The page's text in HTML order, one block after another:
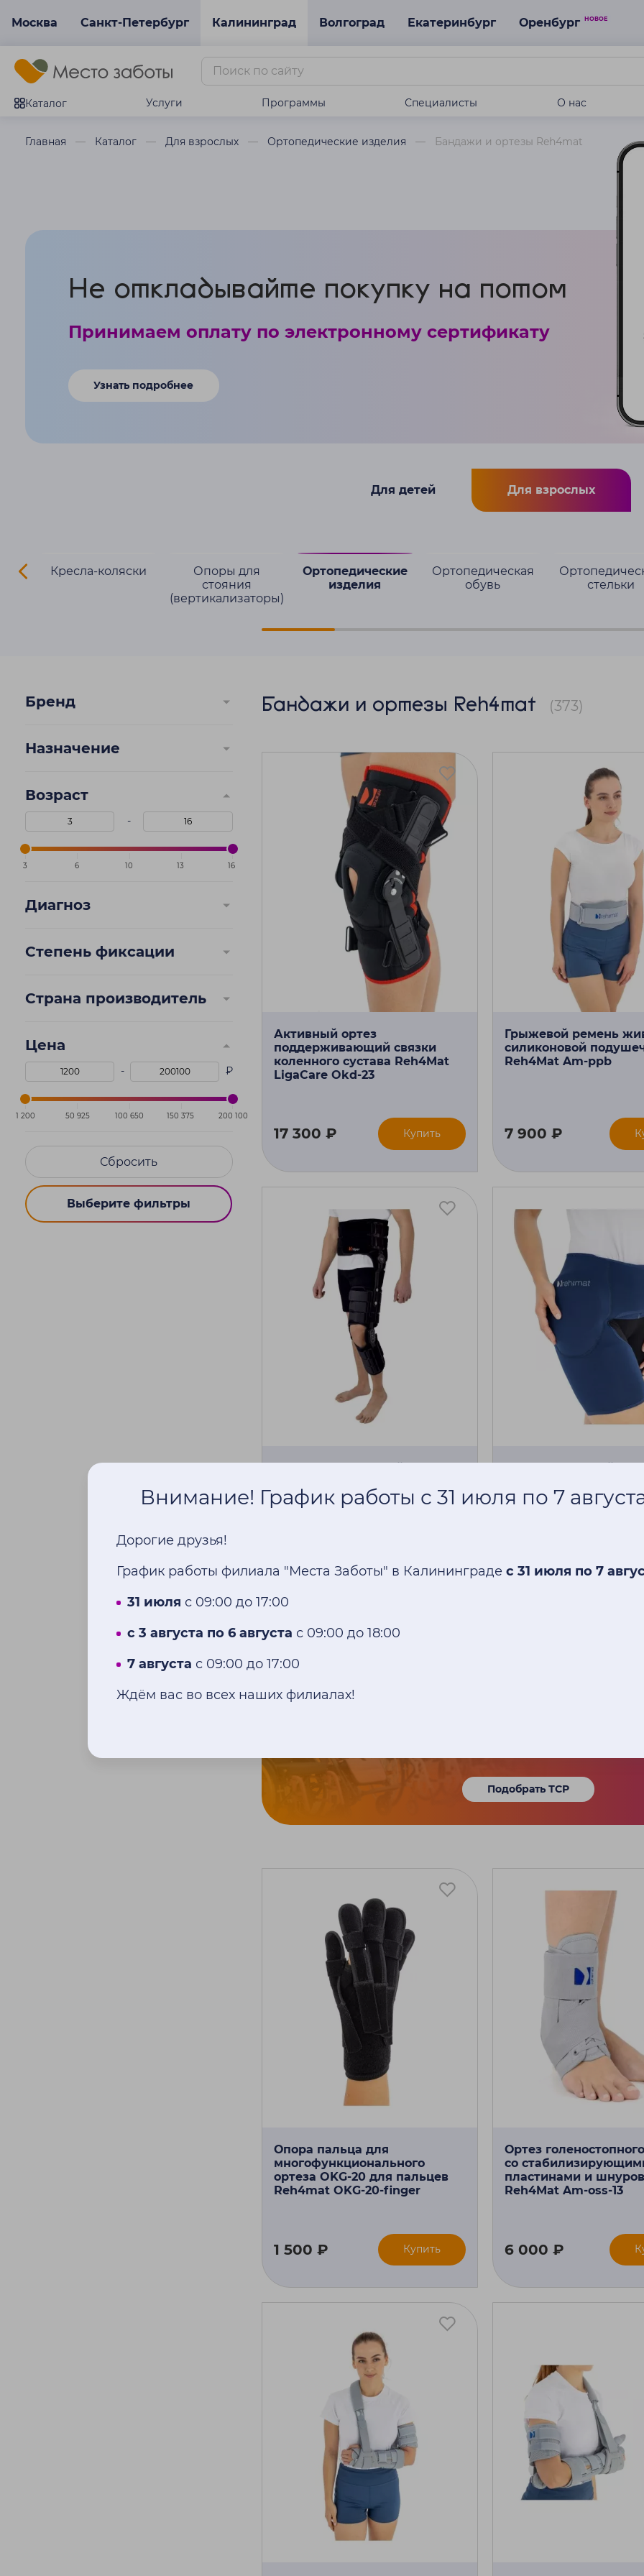
Москва Санкт-Петербург Калининград Волгоград Екатеринбург Оренбург НОВОЕ
Каталог Услуги Программы Специалисты О нас
Главная Каталог Для взрослых Ортопедические изделия Бандажи и ортезы Reh4mat
Не откладывайте покупку на потом
Принимаем оплату по электронному сертификату
Узнать подробнее
Для детей Для взрослых
Кресла-коляски
Опоры для
стояния
(вертикализаторы)
Ортопедические
изделия
Ортопедическая
обувь
стельки
Бренд
Назначение
Возраст
-
3 6 10 13 16
Диагноз
Степень фиксации
Страна производитель
Цена
- ₽
1 200 50 925 100 650 150 375 200 100
Сбросить
Выберите фильтры
Бандажи и ортезы Reh4mat (373)
Активный ортез
поддерживающий связки
коленного сустава Reh4Mat
LigaCare Okd-23
17 300 ₽ Купить
Грыжевой ремень
силиконовой
Reh4Mat Am-ppb
7 900 ₽
односторонний Reh4Mat Okd-
49 900 ₽ Купить
AM-SB-02
9 600 ₽
Подобрать ТСР
Опора пальца для
многофункционального
ортеза OKG-20 для пальцев
Reh4mat OKG-20-finger
1 500 ₽ Купить
Ортез
со
пластинами и
Reh4Mat Am-oss-13
6 000 ₽
Внимание! График работы с 31 июля по 7
Дорогие друзья!
График работы филиала "Места Заботы" в Калининграде с 31 июля по 7
31 июля с 09:00 до 17:00
с 3 августа по 6 августа с 09:00 до 18:00
7 августа с 09:00 до 17:00
Ждём вас во всех наших филиалах!